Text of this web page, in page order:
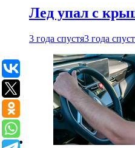
Лед упал с
3 года спустя3 года